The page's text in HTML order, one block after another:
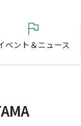
ベント＆ニュース